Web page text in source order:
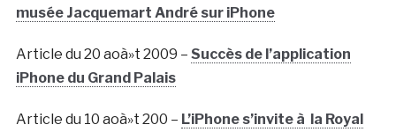
musée Jacquemart André sur iPhone
Article du 20 aoà»t 2009 – Succès de l’application
iPhone du Grand Palais
Article du 10 aoà»t 200 – L’iPhone s’invite à la Royal